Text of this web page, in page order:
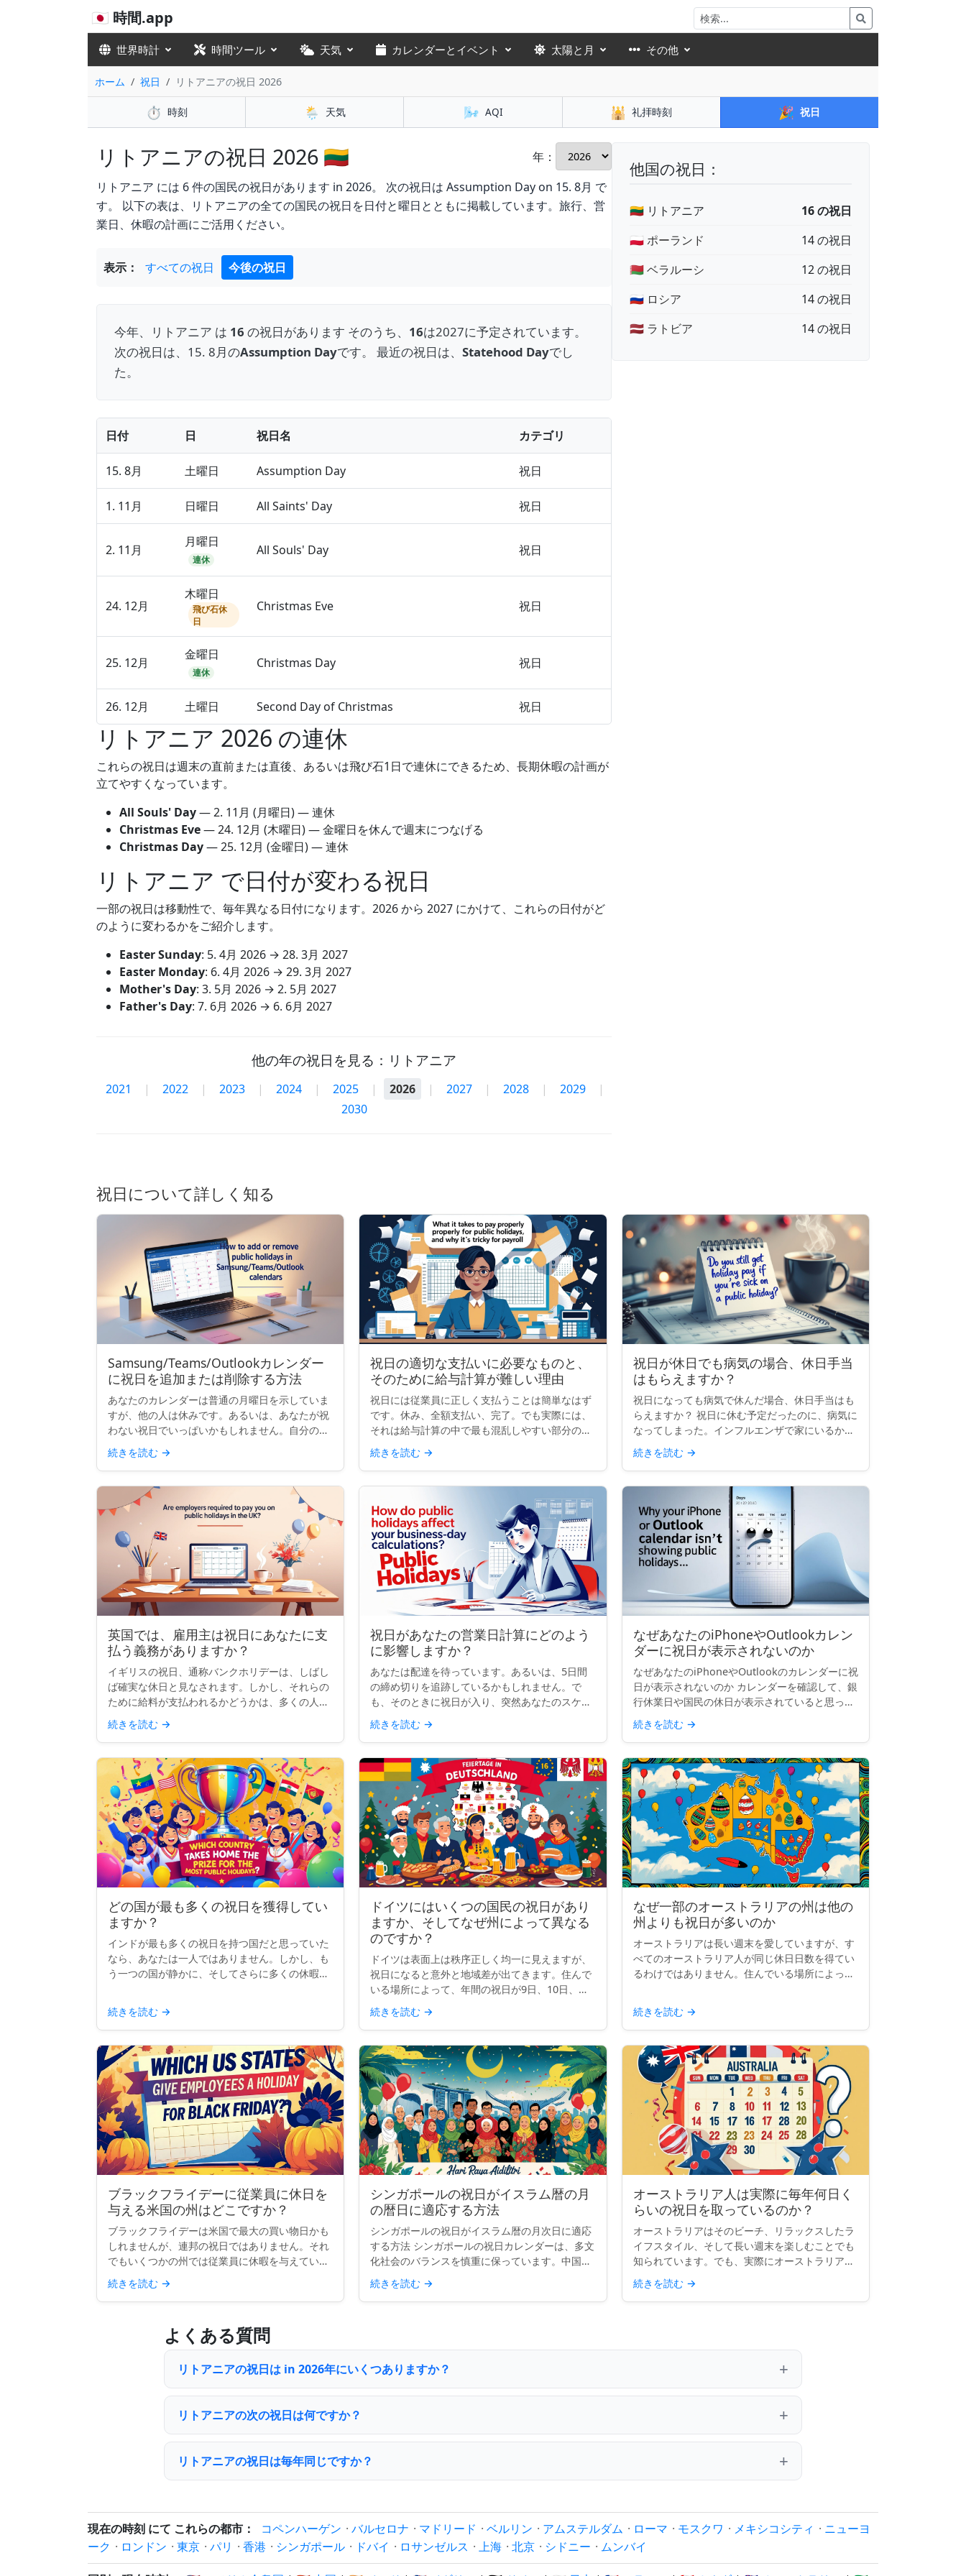
🇯🇵 時間.app
世界時計 時間ツール 天気 カレンダーとイベント 太陽と月 その他
ホーム 祝日 リトアニアの祝日 2026
⏱️ 時刻 🌦️ 天気 🌬️ AQI 🕌 礼拝時刻 🎉 祝日
リトアニアの祝日 2026 🇱🇹
年：
リトアニア には 6 件の国民の祝日があります in 2026。 次の祝日は Assumption Day on 15. 8月 で
す。 以下の表は、リトアニアの全ての国民の祝日を日付と曜日とともに掲載しています。旅行、営
業日、休暇の計画にご活用ください。
表示： すべての祝日 今後の祝日
今年、リトアニア は 16 の祝日があります そのうち、 16は2027に予定されています。
次の祝日は、15. 8月のAssumption Dayです。 最近の祝日は、 Statehood Dayでし
た。
日付 日 祝日名 カテゴリ
15. 8月 土曜日 Assumption Day 祝日
1. 11月 日曜日 All Saints' Day 祝日
2. 11月
月曜日
連休
All Souls' Day 祝日
24. 12月
木曜日
飛び石休
日
Christmas Eve 祝日
25. 12月
金曜日
連休
Christmas Day 祝日
26. 12月 土曜日 Second Day of Christmas 祝日
リトアニア 2026 の連休
これらの祝日は週末の直前または直後、あるいは飛び石1日で連休にできるため、長期休暇の計画が
立てやすくなっています。
All Souls' Day—2. 11月 (月曜日) — 連休
Christmas Eve—24. 12月 (木曜日) — 金曜日を休んで週末につなげる
Christmas Day—25. 12月 (金曜日) — 連休
リトアニア で日付が変わる祝日
一部の祝日は移動性で、毎年異なる日付になります。2026 から 2027 にかけて、これらの日付がど
のように変わるかをご紹介します。
Easter Sunday: 5. 4月 2026 → 28. 3月 2027
Easter Monday: 6. 4月 2026 → 29. 3月 2027
Mother's Day: 3. 5月 2026 → 2. 5月 2027
Father's Day: 7. 6月 2026 → 6. 6月 2027
他の年の祝日を見る：リトアニア
2021 | 2022 | 2023 | 2024 | 2025 | 2026 | 2027 | 2028 | 2029
|
2030
他国の祝日：
🇱🇹 リトアニア
16 の祝日
🇵🇱 ポーランド
14 の祝日
🇧🇾 ベラルーシ
12 の祝日
🇷🇺 ロシア
14 の祝日
🇱🇻 ラトビア
14 の祝日
祝日について詳しく知る
Samsung/Teams/Outlookカレンダー
に祝日を追加または削除する方法
あなたのカレンダーは普通の月曜日を示していま
すが、他の人は休みです。あるいは、あなたが祝
わない祝日でいっぱいかもしれません。自分の国
の祝日を追加したり、不要な祝日を整理したりす
る場合、多くの主要なカレンダーでは表示内容を
カスタマイズできます...
続きを読む →
祝日の適切な支払いに必要なものと、
そのために給与計算が難しい理由
祝日には従業員に正しく支払うことは簡単なはず
です。休み、全額支払い、完了。でも実際には、
それは給与計算の中で最も混乱しやすい部分の一
つです。契約、勤務時間、祝日ルールが異なる
と、単一の祝日でもコンプライアンスの頭痛の種
になり得ます。小規模な...
続きを読む →
祝日が休日でも病気の場合、休日手当
はもらえますか？
祝日になっても病気で休んだ場合、休日手当はも
らえますか？ 祝日に休む予定だったのに、病気に
なってしまった。インフルエンザで家にいるか、
病院にいるかもしれません。その祝日の給料はも
らえますか？これはよくある質問で、答えはあな
たの働いている場所...
続きを読む →
英国では、雇用主は祝日にあなたに支
払う義務がありますか？
イギリスの祝日、通称バンクホリデーは、しばし
ば確実な休日と見なされます。しかし、それらの
ために給料が支払われるかどうかは、多くの人が
思うほど明確ではありません。実際には、支払わ
れるかどうか、または休みがもらえるかどうか
は、完全にあなたの契約...
続きを読む →
祝日があなたの営業日計算にどのよう
に影響しますか？
あなたは配達を待っています。あるいは、5日間
の締め切りを追跡しているかもしれません。で
も、そのときに祝日が入り、突然あなたのスケジ
ュールが曖昧になります。その日もカウントされ
るのでしょうか？ビジネス日数の計算をすると
き、祝日はあなたが思って...
続きを読む →
なぜあなたのiPhoneやOutlookカレン
ダーに祝日が表示されないのか
なぜあなたのiPhoneやOutlookのカレンダーに祝
日が表示されないのか カレンダーを確認して、銀
行休業日や国民の休日が表示されていると思った
ら、空白になっていることがあります。「イース
ター・マンデー」も、「労働者の日」も、「独立
記念日...
続きを読む →
どの国が最も多くの祝日を獲得してい
ますか？
インドが最も多くの祝日を持つ国だと思っていた
なら、あなたは一人ではありません。しかし、も
う一つの国が静かに、そしてさらに多くの休暇を
民的行事が混ざり合ったネパールは、現在、世界
で最も多くの祝日を持...
続きを読む →
ドイツにはいくつの国民の祝日があり
ますか、そしてなぜ州によって異なる
のですか？
ドイツは表面上は秩序正しく均一に見えますが、
祝日になると意外と地域差が出てきます。住んで
いる場所によって、年間の祝日が9日、10日、ま
たは13日になることもあります。なぜでしょう
か？ クイックインサイト： ドイツには全国共通
の祝日が9日あり...
続きを読む →
なぜ一部のオーストラリアの州は他の
州よりも祝日が多いのか
オーストラリアは長い週末を愛していますが、す
べてのオーストラリア人が同じ休日日数を得てい
るわけではありません。住んでいる場所によっ
こともあります。では、何が起こっているのでし
ょうか？なぜ一部の...
続きを読む →
ブラックフライデーに従業員に休日を
与える米国の州はどこですか？
ブラックフライデーは米国で最大の買い物日かも
しれませんが、連邦の祝日ではありません。それ
でもいくつかの州では従業員に休暇を与えていま
す。伝統、リテールの狂乱、または感謝祭の延長
などの理由で、少なくとも公務員にとってブラッ
クフライデーを公式な...
続きを読む →
シンガポールの祝日がイスラム暦の月
の暦日に適応する方法
シンガポールの祝日がイスラム暦の月次日に適応
する方法 シンガポールの祝日カレンダーは、多文
化社会のバランスを慎重に保っています。中国
系、マレー系、インド系、西洋の伝統からの主要
な祝祭を含み、国の多様性を反映しています。し
かし、2つの祝日—ハ...
続きを読む →
オーストラリア人は実際に毎年何日く
らいの祝日を取っているのか？
オーストラリアはそのビーチ、リラックスしたラ
イフスタイル、そして長い週末を楽しむことでも
知られています。でも、実際にオーストラリア人
が祝日のおかげで何日休めるのかはどうでしょう
か？単純な質問のように思えますが、答えは思っ
ているほど明確ではあ...
続きを読む →
よくある質問
リトアニアの祝日は in 2026年にいくつありますか？
リトアニアの次の祝日は何ですか？
リトアニアの祝日は毎年同じですか？
現在の時刻 にて これらの都市： コペンハーゲン · バルセロナ · マドリード · ベルリン · アムステルダム · ローマ · モスクワ · メキシコシティ · ニューヨ
ーク · ロンドン · 東京 · パリ · 香港 · シンガポール · ドバイ · ロサンゼルス · 上海 · 北京 · シドニー · ムンバイ